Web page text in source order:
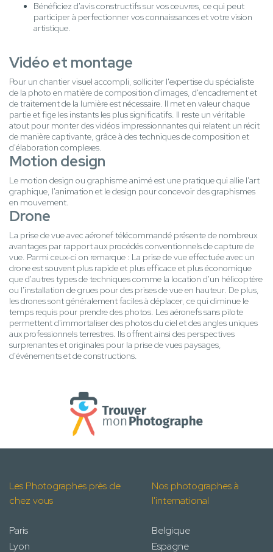
Bénéficiez d'avis constructifs sur vos œuvres, ce qui peut
participer à perfectionner vos connaissances et votre vision
artistique.
Vidéo et montage
Pour un chantier visuel accompli, solliciter l'expertise du spécialiste
de la photo en matière de composition d'images, d'encadrement et
de traitement de la lumière est nécessaire. Il met en valeur chaque
partie et fige les instants les plus significatifs. Il reste un véritable
atout pour monter des vidéos impressionnantes qui relatent un récit
de manière captivante, grâce à des techniques de composition et
d'élaboration complexes.
Motion design
Le motion design ou graphisme animé est une pratique qui allie l'art
graphique, l'animation et le design pour concevoir des graphismes
en mouvement.
Drone
La prise de vue avec aéronef télécommandé présente de nombreux
avantages par rapport aux procédés conventionnels de capture de
vue. Parmi ceux-ci on remarque : La prise de vue effectuée avec un
drone est souvent plus rapide et plus efficace et plus économique
que d'autres types de techniques comme la location d'un hélicoptère
ou l'installation de grues pour des prises de vue en hauteur. De plus,
les drones sont généralement faciles à déplacer, ce qui diminue le
temps requis pour prendre des photos. Les aéronefs sans pilote
permettent d'immortaliser des photos du ciel et des angles uniques
aux professionnels terrestres. Ils offrent ainsi des perspectives
surprenantes et originales pour la prise de vues paysages,
d'événements et de constructions.
Les Photographes près de
chez vous
Paris
Lyon
Nos photographes à
l'international
Belgique
Espagne